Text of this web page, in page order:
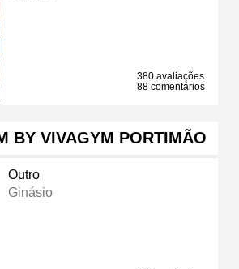
380 avaliações
88 comentários
BY VIVAGYM PORTIMÃO
Outro
Ginásio